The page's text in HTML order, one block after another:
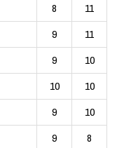
8
11
9
11
9
10
10
10
9
10
9
8